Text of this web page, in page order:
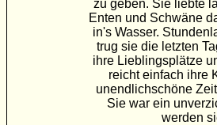
zu geben. Sie liebte
Enten und Schwäne
in's Wasser.
trug sie die letzten
ihre Lieblingsplätze
reicht einfach ihre
unendlichschöne
Sie war ein
werden